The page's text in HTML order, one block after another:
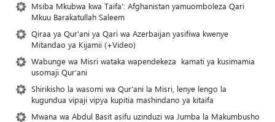
Msiba Mkubwa kwa Taifa': Afghanistan yamuomboleza Qari
Mkuu Barakatullah Saleem
Qiraa ya Qur'ani ya Qari wa Azerbaijan yasifiwa kwenye
Mitandao ya Kijamii (+Video)
Wabunge wa Misri wataka wapendekeza kamati ya kusimamia
usomaji Qur’ani
Shirikisho la wasomi wa Qur’ani la Misri, lenye lengo la
kugundua vipaji vipya kupitia mashindano ya kitaifa
Mwana wa Abdul Basit asifu uzinduzi wa Jumba la Makumbusho